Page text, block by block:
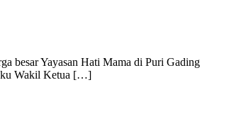
besar Yayasan Hati Mama di Puri Gading
Wakil Ketua […]